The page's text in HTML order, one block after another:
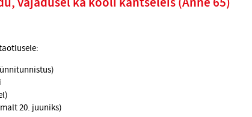
20. juuniks)